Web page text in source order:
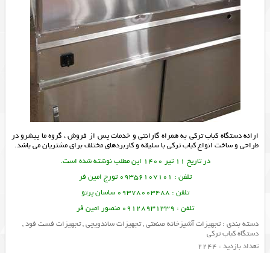
ارائهدستگاه کباب ترکی به همراه گارانتی و خدمات پس از فروش ، گروه ما پیشرو در
طراحی و ساخت انواع کباب ترکی با سلیقه و کاربردهای مختلف برای مشتریان می باشد.
در تاریخ 11 تیر 1400 این مطلب نوشته شده است.
تلفن : 09356107101 تورج امین فر
تلفن : 09378003488 ساسان پرتو
تلفن : 09128931339 منصور امین فر
دسته بندی :تجهیزات آشپزخانه صنعتی,تجهیزات ساندویچی,تجهیزات فست فود,
دستگاه کباب ترکی
تعداد بازدید : 2244